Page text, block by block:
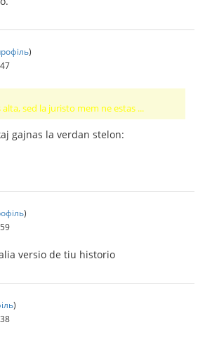
)
sed la juristo mem ne estas ...
gajnas la verdan stelon:
)
versio de tiu historio
)